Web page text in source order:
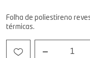
Folha de poliestireno
térmicas.
1